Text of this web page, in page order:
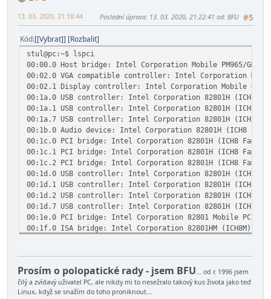
#5
13. 03. 2020, 21:18:44 Poslední úprava: 13. 03. 2020, 21:22:41 od: BFU
Kód [Vybrat] Rozbalit
stul@pc:~$ lspci
00:00.0 Host bridge: Intel Corporation Mobile PM965/
00:02.0 VGA compatible controller: Intel Corporation
00:02.1 Display controller: Intel Corporation Mobile
00:1a.0 USB controller: Intel Corporation 82801H (ICH8
00:1a.1 USB controller: Intel Corporation 82801H (ICH8
00:1a.7 USB controller: Intel Corporation 82801H (ICH8
00:1b.0 Audio device: Intel Corporation 82801H (ICH8
00:1c.0 PCI bridge: Intel Corporation 82801H (ICH8
00:1c.1 PCI bridge: Intel Corporation 82801H (ICH8
00:1c.2 PCI bridge: Intel Corporation 82801H (ICH8
00:1d.0 USB controller: Intel Corporation 82801H (ICH8
00:1d.1 USB controller: Intel Corporation 82801H (ICH8
00:1d.2 USB controller: Intel Corporation 82801H (ICH8
00:1d.7 USB controller: Intel Corporation 82801H (ICH8
00:1e.0 PCI bridge: Intel Corporation 82801 Mobile PCI
00:1f.0 ISA bridge: Intel Corporation 82801HM (ICH8M)
02:00.0 Ethernet controller: Broadcom Limited NetLink
04:00.0 Network controller: Broadcom Limited BCM4312
0f:06.0 CardBus bridge: Texas Instruments PCIxx12
Prosím o polopatické rady - jsem BFU ... od r. 1996 jsem
čilý a zvídavý uživatel PC, ale nikdy mi to nesežralo takový kus života jako teď
Linux, když se snažím do toho proniknout...